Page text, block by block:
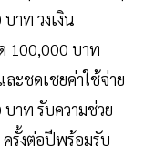
าท วงเงิน
100,000 บาท
ะชดเชยค่าใช้จ่าย
บาท รับความช่วย
รั้งต่อปีพร้อมรับ